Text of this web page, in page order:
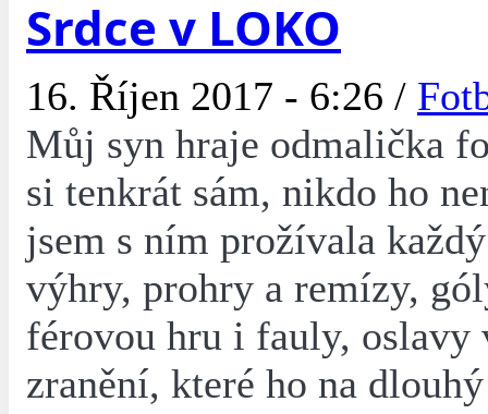
Srdce v LOKO
16. Říjen 2017 - 6:26 /
Můj syn hraje odmalička
si tenkrát sám, nikdo ho
jsem s ním prožívala
výhry, prohry a remízy,
férovou hru i fauly, oslavy
zranění, které ho na